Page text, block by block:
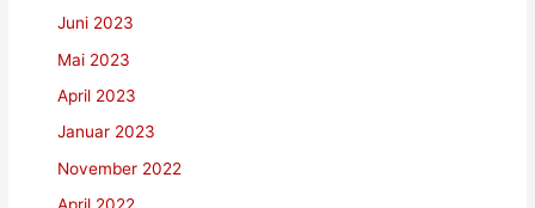
Juni 2023
Mai 2023
April 2023
Januar 2023
November 2022